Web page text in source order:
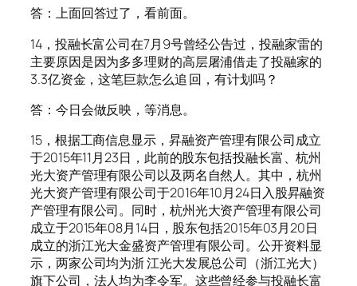
答：上面回答过了，看前面。
14，投融长富公司在7月9号曾经公告过，投融家雷的
主要原因是因为多多理财的高层屠浦借走了投融家的
3.3亿资金，这笔巨款怎么追 回，有计划吗？
答：今日会做反映，等消息。
15，根据工商信息显示，昇融资产管理有限公司成立
于2015年11月23日，此前的股东包括投融长富、杭州
光大资产管理有限公司以及两名自然人。其中，杭州
光大资产管理有限公司于2016年10月24日入股昇融资
产管理有限公司。同时，杭州光大资产管理有限公司
成立于2015年08月14日，股东包括2015年03月20日
成立的浙江光大金盛资产管理有限公司。公开资料显
示，两家公司均为浙 江光大发展总公司（浙江光大）
旗下公司，法人均为李令军。这些曾经参与投融长富